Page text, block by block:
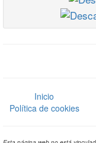
Inicio
Política de cookies